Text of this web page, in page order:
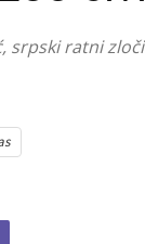
srpski ratni